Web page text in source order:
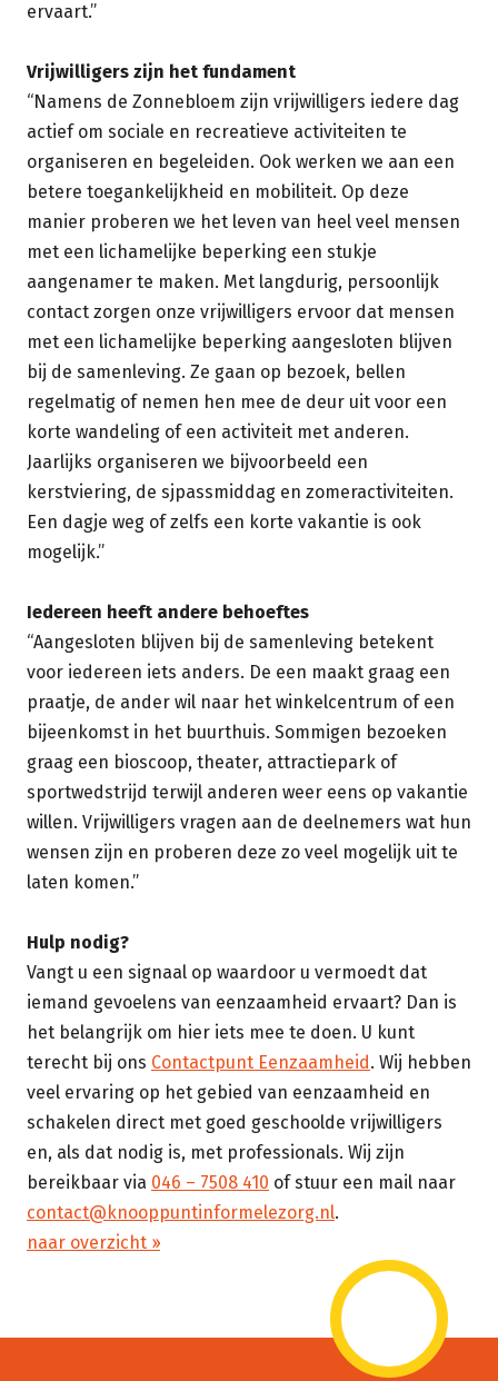
ervaart.”
Vrijwilligers zijn het fundament
“Namens de Zonnebloem zijn vrijwilligers iedere dag
actief om sociale en recreatieve activiteiten te
organiseren en begeleiden. Ook werken we aan een
betere toegankelijkheid en mobiliteit. Op deze
manier proberen we het leven van heel veel mensen
met een lichamelijke beperking een stukje
aangenamer te maken. Met langdurig, persoonlijk
contact zorgen onze vrijwilligers ervoor dat mensen
met een lichamelijke beperking aangesloten blijven
bij de samenleving. Ze gaan op bezoek, bellen
regelmatig of nemen hen mee de deur uit voor een
korte wandeling of een activiteit met anderen.
Jaarlijks organiseren we bijvoorbeeld een
kerstviering, de sjpassmiddag en zomeractiviteiten.
Een dagje weg of zelfs een korte vakantie is ook
mogelijk.”
Iedereen heeft andere behoeftes
“Aangesloten blijven bij de samenleving betekent
voor iedereen iets anders. De een maakt graag een
praatje, de ander wil naar het winkelcentrum of een
bijeenkomst in het buurthuis. Sommigen bezoeken
graag een bioscoop, theater, attractiepark of
sportwedstrijd terwijl anderen weer eens op vakantie
willen. Vrijwilligers vragen aan de deelnemers wat hun
wensen zijn en proberen deze zo veel mogelijk uit te
laten komen.”
Hulp nodig?
Vangt u een signaal op waardoor u vermoedt dat
iemand gevoelens van eenzaamheid ervaart? Dan is
het belangrijk om hier iets mee te doen. U kunt
terecht bij ons Contactpunt Eenzaamheid. Wij hebben
veel ervaring op het gebied van eenzaamheid en
schakelen direct met goed geschoolde vrijwilligers
en, als dat nodig is, met professionals. Wij zijn
bereikbaar via 046 – 7508 410 of stuur een mail naar
contact@knooppuntinformelezorg.nl.
naar overzicht ››